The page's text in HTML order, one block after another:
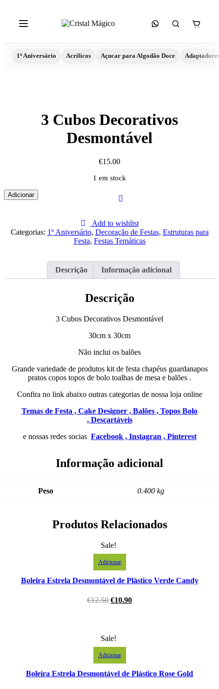
1º Aniversário Acrílicos Açucar para Algodão Doce
3 Cubos Decorativos
Desmontável
€15.00
1 em stock
Quantidade
de
Decorativos
Desmontável
Adicionar
Add to wishlist
Categorias: 1º Aniversário, Decoração de Festas, Estruturas para
Festa, Festas Temáticas
Descrição Informação adicional
Descrição
3 Cubos Decorativos Desmontável
30cm x 30cm
Não inclui os balões
Grande variedade de produtos kit de festa chapéus guardanapos
pratos copos topos de bolo toalhas de mesa e balões .
Confira no link abaixo outras categorias de nossa loja online
Temas de Festa , Cake Designer , Balões , Topos Bolo
, Descartáveis
e nossas redes socias Facebook , Instagran , Pinterest
Informação adicional
Peso 0.400 kg
Produtos Relacionados
Sale!
Adicionar
Boleira Estrela Desmontável de Plástico Verde Candy
€12.50 €10.90
Sale!
Adicionar
Boleira Estrela Desmontável de Plástico Rose Gold